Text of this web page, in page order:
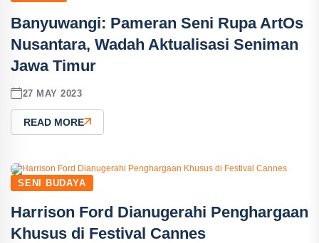
Banyuwangi: Pameran Seni Rupa ArtOs
Nusantara, Wadah Aktualisasi Seniman
Jawa Timur
27 MAY 2023
READ MORE
SENI BUDAYA
Harrison Ford Dianugerahi Penghargaan
Khusus di Festival Cannes